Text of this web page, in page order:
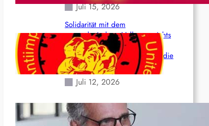
Juli 15, 2026
Solidarität mit dem
venezolanischem Volk angesichts
der verlorenen Leben und der
katastrophalen Situation durch die
Erdbeben des 24. Juni!
Juli 12, 2026
Indien: „Die Politik der
Kapitulation“ von K. Murali (Ajith)